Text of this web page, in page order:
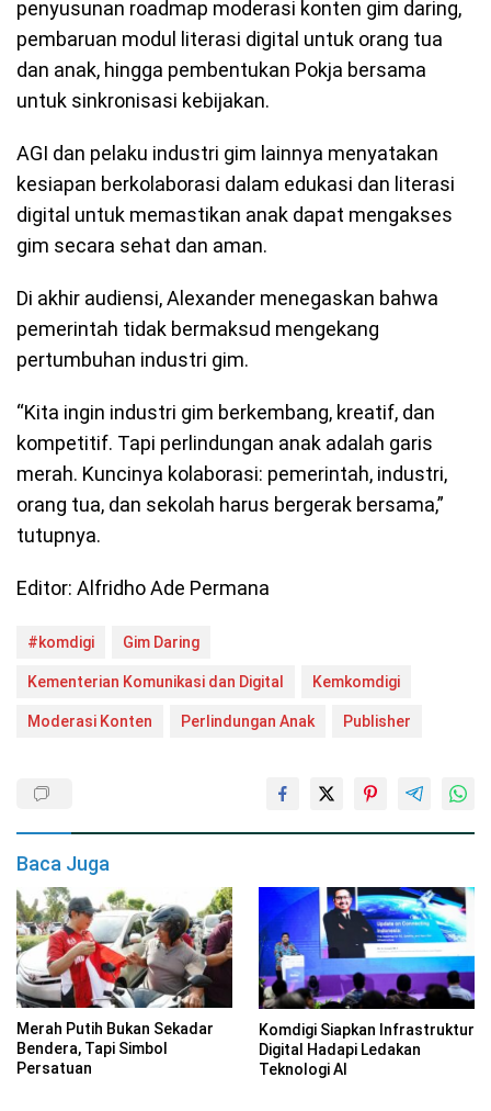
penyusunan roadmap moderasi konten gim daring,
pembaruan modul literasi digital untuk orang tua
dan anak, hingga pembentukan Pokja bersama
untuk sinkronisasi kebijakan.
AGI dan pelaku industri gim lainnya menyatakan
kesiapan berkolaborasi dalam edukasi dan literasi
digital untuk memastikan anak dapat mengakses
gim secara sehat dan aman.
Di akhir audiensi, Alexander menegaskan bahwa
pemerintah tidak bermaksud mengekang
pertumbuhan industri gim.
“Kita ingin industri gim berkembang, kreatif, dan
kompetitif. Tapi perlindungan anak adalah garis
merah. Kuncinya kolaborasi: pemerintah, industri,
orang tua, dan sekolah harus bergerak bersama,”
tutupnya.
Editor: Alfridho Ade Permana
#komdigi Gim Daring
Kementerian Komunikasi dan Digital Kemkomdigi
Moderasi Konten Perlindungan Anak Publisher
Baca Juga
Merah Putih Bukan Sekadar
Bendera, Tapi Simbol
Persatuan
Komdigi Siapkan Infrastruktur
Digital Hadapi Ledakan
Teknologi AI